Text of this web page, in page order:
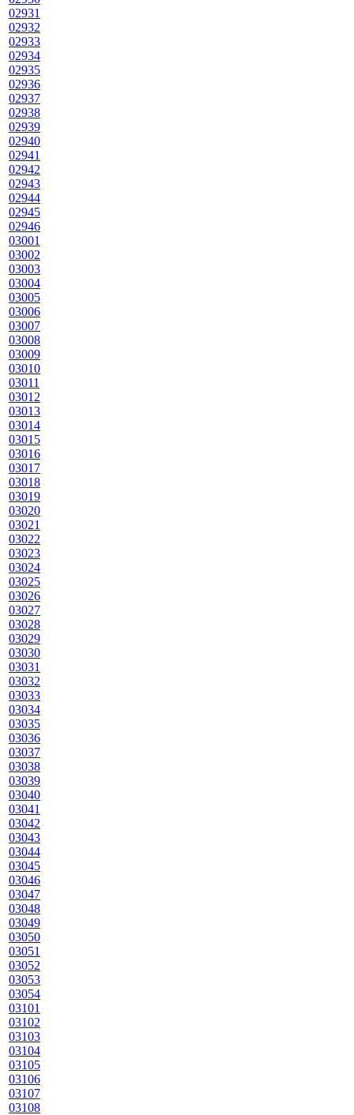
02931
02932
02933
02934
02935
02936
02937
02938
02939
02940
02941
02942
02943
02944
02945
02946
03001
03002
03003
03004
03005
03006
03007
03008
03009
03010
03011
03012
03013
03014
03015
03016
03017
03018
03019
03020
03021
03022
03023
03024
03025
03026
03027
03028
03029
03030
03031
03032
03033
03034
03035
03036
03037
03038
03039
03040
03041
03042
03043
03044
03045
03046
03047
03048
03049
03050
03051
03052
03053
03054
03101
03102
03103
03104
03105
03106
03107
03108